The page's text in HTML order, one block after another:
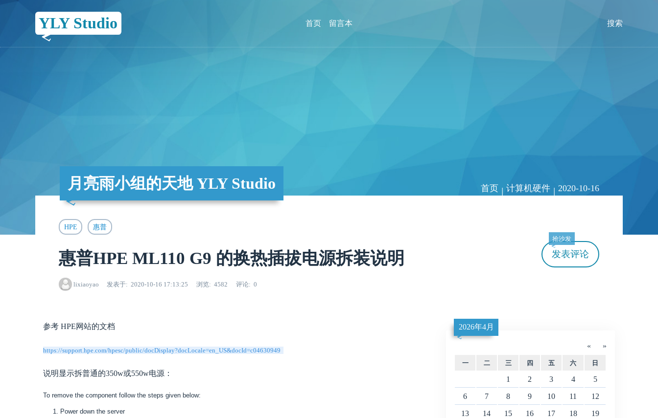
YLY Studio 首页 留言本 搜索
月亮雨小组的天地 YLY Studio 首页 | 计算机硬件 | 2020-10-16
HPE 惠普
惠普HPE ML110 G9 的换热插拔电源拆装说明
lixiaoyao 发表于 2020-10-16 17:13:25 浏览 4582 评论 0
抢沙发
发表评论
参考 HPE网站的文档
https://support.hpe.com/hpesc/public/docDisplay?docLocale=en_US&docId=c04630949
说明显示拆普通的350w或550w电源：
To remove the component follow the steps given below:
Power down the server
«
2026年4月
»
一 二 三 四 五 六 日
1 2 3 4 5
6 7 8 9 10 11 12
13 14 15 16 17 18 19